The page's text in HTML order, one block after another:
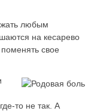
любым
на кесарево
свое
то не так. А